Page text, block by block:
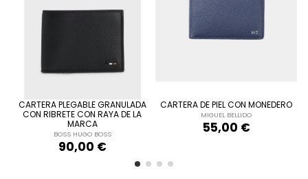
DE PIEL CON MONEDERO
MIGUEL BELLIDO
AZUL MARINO
Añadir al carrito
CARTERA DE PIEL CON MONEDERO
MIGUEL BELLIDO
NEGRO
Añadir al carrito
CARTERA DE